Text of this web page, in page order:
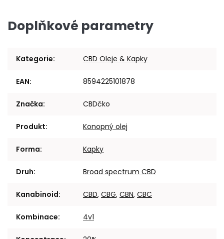
Doplňkové parametry
Kategorie: CBD Oleje & Kapky
EAN: 8594225101878
Značka: CBDčko
Produkt: Konopný olej
Forma: Kapky
Druh: Broad spectrum CBD
Kanabinoid: CBD, CBG, CBN, CBC
Kombinace: 4v1